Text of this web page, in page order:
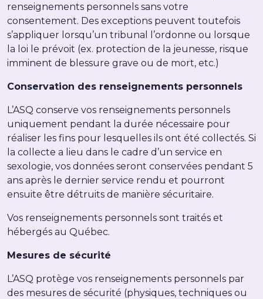
renseignements personnels sans votre
consentement. Des exceptions peuvent toutefois
s’appliquer lorsqu’un tribunal l’ordonne ou lorsque
la loi le prévoit (ex. protection de la jeunesse, risque
imminent de blessure grave ou de mort, etc.)
Conservation des renseignements personnels
L’ASQ conserve vos renseignements personnels
uniquement pendant la durée nécessaire pour
réaliser les fins pour lesquelles ils ont été collectés. Si
la collecte a lieu dans le cadre d’un service en
sexologie, vos données seront conservées pendant 5
ans après le dernier service rendu et pourront
ensuite être détruits de manière sécuritaire.
Vos renseignements personnels sont traités et
hébergés au Québec.
Mesures de sécurité
L’ASQ protège vos renseignements personnels par
des mesures de sécurité (physiques, techniques ou